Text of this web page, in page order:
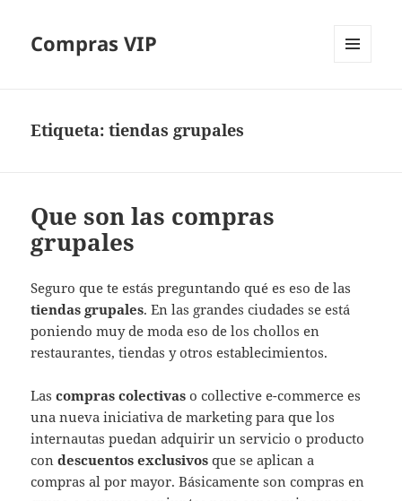
Compras VIP
Etiqueta:tiendas grupales
Que son las compras
grupales
Seguro que te estás preguntando qué es eso de las
tiendas grupales. En las grandes ciudades se está
poniendo muy de moda eso de los chollos en
restaurantes, tiendas y otros establecimientos.
Lascompras colectivas o collective e-commerce es
una nueva iniciativa de marketing para que los
internautas puedan adquirir un servicio o producto
condescuentos exclusivos que se aplican a
compras al por mayor. Básicamente son compras en